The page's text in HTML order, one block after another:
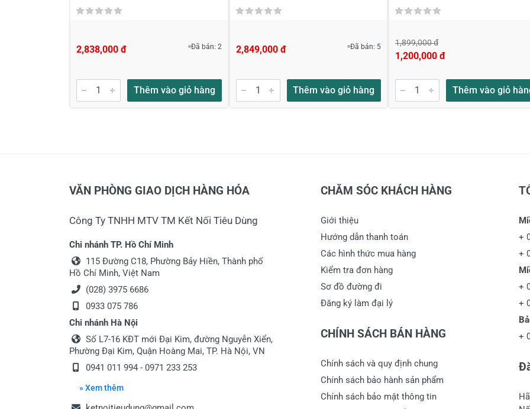
2,838,000 đ Đã bán: 2
Thêm vào giỏ hàng
2,849,000 đ Đã bán: 5
Thêm vào giỏ hàng
1,899,000 đ
1,200,000 đ
Thêm vào giỏ
VĂN PHÒNG GIAO DỊCH HÀNG HÓA
Công Ty TNHH MTV TM Kết Nối Tiêu Dùng
Chi nhánh TP. Hồ Chí Minh
115 Đường C18, Phường Bảy Hiền, Thành phố
Hồ Chí Minh, Việt Nam
(028) 3975 6686
0933 075 786
Chi nhánh Hà Nội
Số L7-16 KĐT mới Đại Kim, đường Nguyễn Xiển,
Phường Đại Kim, Quận Hoàng Mai, TP. Hà Nội, VN
0941 011 994 - 0971 233 253
» Xem thêm
CHĂM SÓC KHÁCH HÀNG
Giới thiệu
Hướng dẫn thanh toán
Các hình thức mua hàng
Kiểm tra đơn hàng
Sơ đồ đường đi
Đăng ký làm đại lý
CHÍNH SÁCH BÁN HÀNG
Chính sách và quy định chung
Chính sách bảo hành sản phẩm
Chính sách bảo mật thông tin
+
+
+
+
+